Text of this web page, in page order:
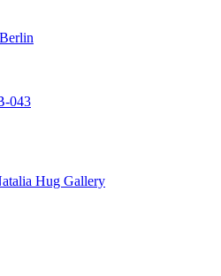
043
Hug Gallery